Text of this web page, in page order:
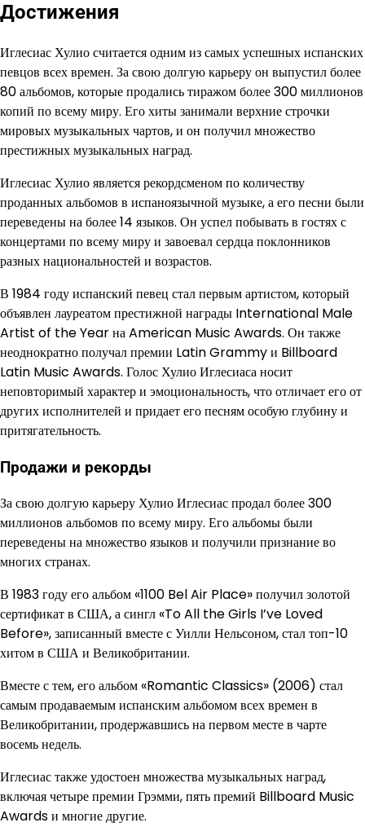
Достижения
Иглесиас Хулио считается одним из самых успешных испанских
певцов всех времен. За свою долгую карьеру он выпустил более
80 альбомов, которые продались тиражом более 300 миллионов
копий по всему миру. Его хиты занимали верхние строчки
мировых музыкальных чартов, и он получил множество
престижных музыкальных наград.
Иглесиас Хулио является рекордсменом по количеству
проданных альбомов в испаноязычной музыке, а его песни были
переведены на более 14 языков. Он успел побывать в гостях с
концертами по всему миру и завоевал сердца поклонников
разных национальностей и возрастов.
В 1984 году испанский певец стал первым артистом, который
объявлен лауреатом престижной награды International Male
Artist of the Year на American Music Awards. Он также
неоднократно получал премии Latin Grammy и Billboard
Latin Music Awards. Голос Хулио Иглесиаса носит
неповторимый характер и эмоциональность, что отличает его от
других исполнителей и придает его песням особую глубину и
притягательность.
Продажи и рекорды
За свою долгую карьеру Хулио Иглесиас продал более 300
миллионов альбомов по всему миру. Его альбомы были
переведены на множество языков и получили признание во
многих странах.
В 1983 году его альбом «1100 Bel Air Place» получил золотой
сертификат в США, а сингл «To All the Girls I’ve Loved
Before», записанный вместе с Уилли Нельсоном, стал топ-10
хитом в США и Великобритании.
Вместе с тем, его альбом «Romantic Classics» (2006) стал
самым продаваемым испанским альбомом всех времен в
Великобритании, продержавшись на первом месте в чарте
восемь недель.
Иглесиас также удостоен множества музыкальных наград,
включая четыре премии Грэмми, пять премий Billboard Music
Awards и многие другие.